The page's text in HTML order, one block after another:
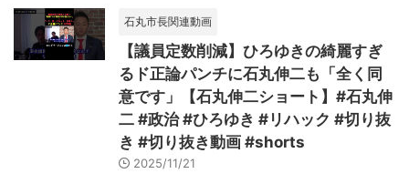
石丸市長関連動画
【議員定数削減】ひろゆきの綺麗すぎ
るド正論パンチに石丸伸二も「全く同
意です」【石丸伸二ショート】#石丸伸
二 #政治 #ひろゆき #リハック #切り抜
き #切り抜き動画 #shorts
2025/11/21